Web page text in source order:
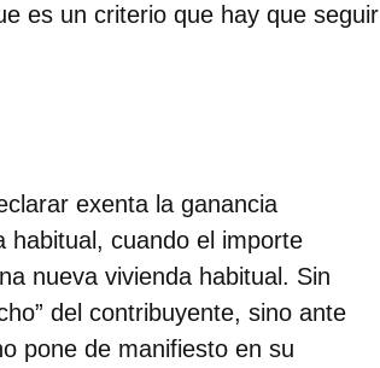
es un criterio que hay que seguir
exenta la ganancia
habitual, cuando el importe
nueva vivienda habitual. Sin
del contribuyente, sino ante
pone de manifiesto en su